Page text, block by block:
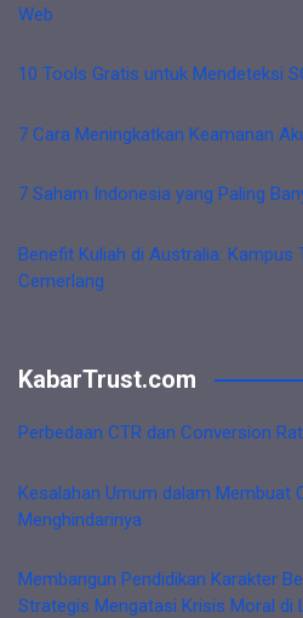
Web
10 Tools Gratis untuk Mendeteksi
7 Cara Meningkatkan Keamanan
7 Saham Indonesia yang Paling
Benefit Kuliah di Australia: Kampus
Cemerlang
KabarTrust.com
Perbedaan CTR dan Conversion
Kesalahan Umum dalam Membuat
Menghindarinya
Membangun Pendidikan Karakter
Strategis Mengatasi Krisis Moral di